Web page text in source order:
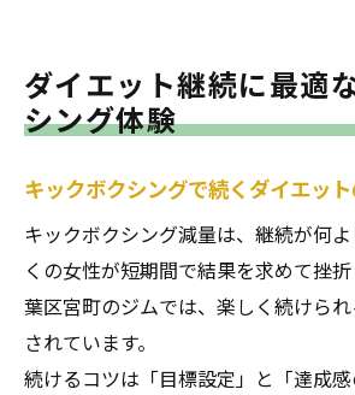
ダイエット継続に最適
シング体験
キックボクシングで続くダイエッ
キックボクシング減量は、継続が何
くの女性が短期間で結果を求めて挫
葉区宮町のジムでは、楽しく続けら
されています。
続けるコツは「目標設定」と「達成